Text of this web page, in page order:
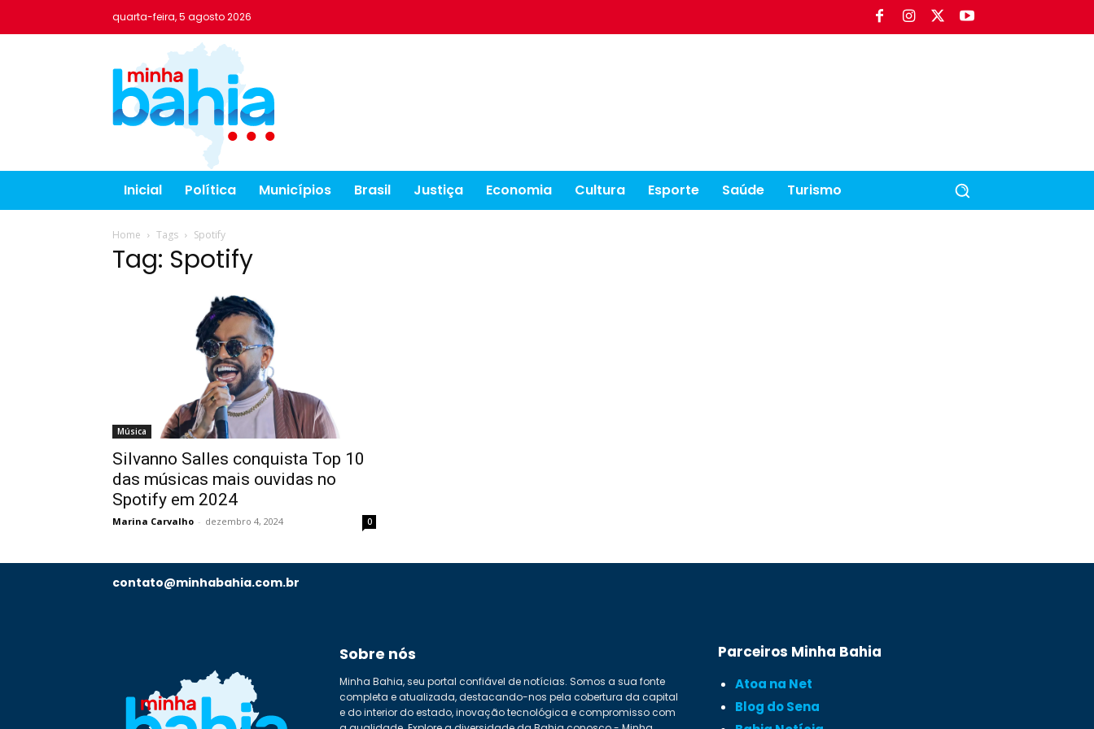
quarta-feira, 5 agosto 2026
Inicial Política Municípios Brasil Justiça Economia Cultura Esporte Saúde Turismo
Home Tags Spotify
Tag: Spotify
Música
Silvanno Salles conquista Top 10
das músicas mais ouvidas no
Spotify em 2024
Marina Carvalho - dezembro 4, 2024 0
contato@minhabahia.com.br
Sobre nós
Minha Bahia, seu portal confiável de notícias. Somos a sua fonte
completa e atualizada, destacando-nos pela cobertura da capital
e do interior do estado, inovação tecnológica e compromisso com
Parceiros Minha Bahia
Atoa na Net
Blog do Sena